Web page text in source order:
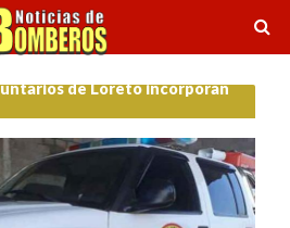
de Loreto incorporan